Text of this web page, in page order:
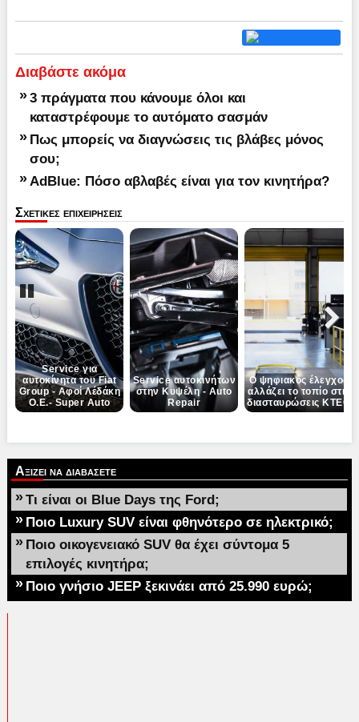
Διαβάστε ακόμα
» 3 πράγματα που κάνουμε όλοι και
καταστρέφουμε το αυτόματο σασμάν
» Πως μπορείς να διαγνώσεις τις βλάβες μόνος
σου;
» AdBlue: Πόσο αβλαβές είναι για τον κινητήρα?
Σχετικες επιχειρησεις
Service για
αυτοκίνητα του Fiat
Group - Αφοί Λέδάκη
Ο.Ε.- Super Auto
Service αυτοκινήτων
στην Κυψέλη - Auto
Repair
Ο ψηφιακός έλεγχος
αλλάζει το τοπίο στις
διασταυρώσεις ΚΤΕΟ
Next
Pause
Αξιζει να διαβασετε
» Τι είναι οι Blue Days της Ford;
» Ποιο Luxury SUV είναι φθηνότερο σε ηλεκτρικό;
» Ποιο οικογενειακό SUV θα έχει σύντομα 5
επιλογές κινητήρα;
» Ποιο γνήσιο JEEP ξεκινάει από 25.990 ευρώ;